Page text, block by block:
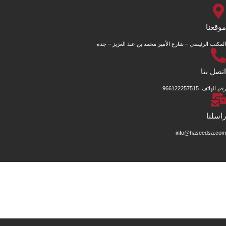
موقعنا
المكتب الرئيسي – شارع الأمير محمد بن عبد العزيز – جدة
اتصل بنا
رقم الهاتف: 966122257515
راسلنا
info@haseedsa.com